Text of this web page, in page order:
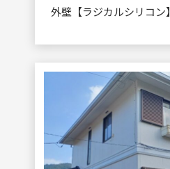
外壁【ラジカルシリコン】